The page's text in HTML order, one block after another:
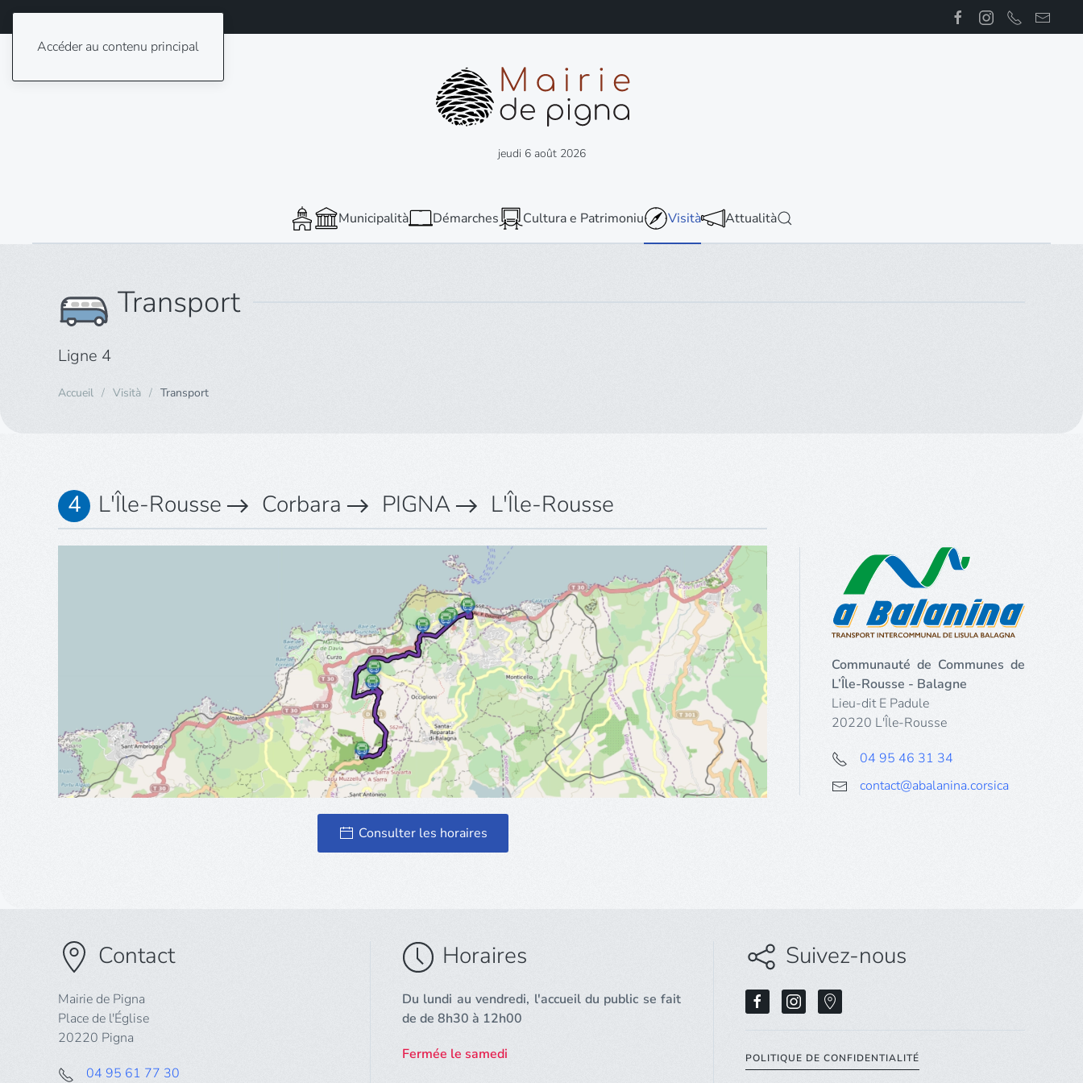
Accéder au contenu principal
jeudi 6 août 2026
Municipalità Démarches Cultura e Patrimoniu Visità Attualità
Transport
Ligne 4
Accueil Visità Transport
4 L'Île-Rousse Corbara PIGNA L'Île-Rousse
Consulter les horaires
Communauté de Communes de
L’Île-Rousse - Balagne
Lieu-dit E Padule
20220 L'Île-Rousse
04 95 46 31 34
contact@abalanina.corsica
Contact
Mairie de Pigna
Place de l'Église
20220 Pigna
04 95 61 77 30
Horaires
Du lundi au vendredi, l'accueil du public se fait
de de 8h30 à 12h00
Fermée le samedi
Suivez-nous
POLITIQUE DE CONFIDENTIALITÉ